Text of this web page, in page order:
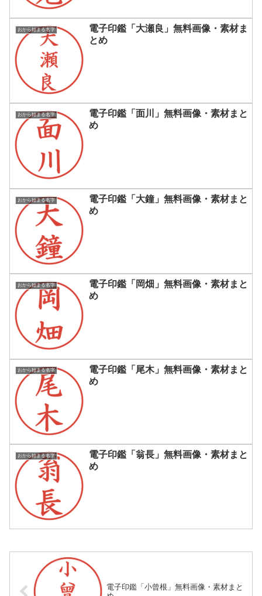
おから始まる名字
電子印鑑「大瀬良」無料画像・素材ま
とめ
おから始まる名字
電子印鑑「面川」無料画像・素材まと
め
おから始まる名字
電子印鑑「大鐘」無料画像・素材まと
め
おから始まる名字
電子印鑑「岡畑」無料画像・素材まと
め
おから始まる名字
電子印鑑「尾木」無料画像・素材まと
め
おから始まる名字
電子印鑑「翁長」無料画像・素材まと
め
電子印鑑「小曾根」無料画像・素材まと